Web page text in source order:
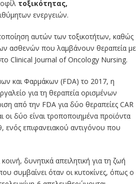
τοξικότητας,
ενεργειών.
αυτών των τοξικοτήτων, καθώς
ασθενών που λαμβάνουν θεραπεία με
Clinical Journal of Oncology Nursing.
και Φαρμάκων (FDA) το 2017, η
για τη θεραπεία ορισμένων
από την FDA για δύο θεραπείες CAR
δύο είναι τροποποιημένα προϊόντα
ενός επιφανειακού αντιγόνου που
κοινή, δυνητικά απειλητική για τη ζωή
συμβαίνει όταν οι κυτοκίνες, όπως ο